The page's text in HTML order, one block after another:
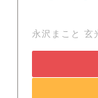
永沢まこと 玄